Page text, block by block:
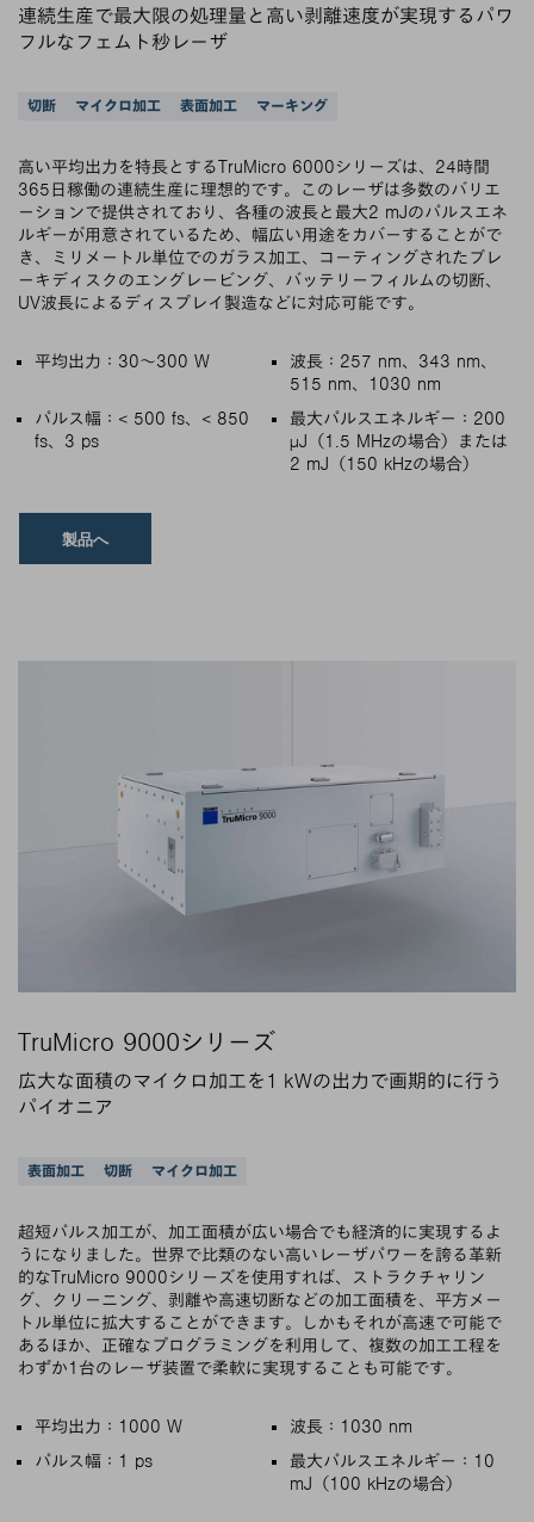
連続生産で最大限の処理量と高い剥離速度が実現するパワ
フルなフェムト秒レーザ
サポートされているアプリケーション
切断 マイクロ加工 表面加工 マーキング
高い平均出力を特長とするTruMicro 6000シリーズは、24時間
365日稼働の連続生産に理想的です。このレーザは多数のバリエ
ーションで提供されており、各種の波長と最大2 mJのパルスエネ
ルギーが用意されているため、幅広い用途をカバーすることがで
き、ミリメートル単位でのガラス加工、コーティングされたブレ
ーキディスクのエングレービング、バッテリーフィルムの切断、
UV波長によるディスプレイ製造などに対応可能です。
主な特徴
平均出力：30～300 W
波長：257 nm、343 nm、
515 nm、1030 nm
パルス幅：< 500 fs、< 850
fs、3 ps
最大パルスエネルギー：200
µJ（1.5 MHzの場合）または
2 mJ（150 kHzの場合）
製品へ
TruMicro 9000シリーズ
広大な面積のマイクロ加工を1 kWの出力で画期的に行う
パイオニア
サポートされているアプリケーション
表面加工 切断 マイクロ加工
超短パルス加工が、加工面積が広い場合でも経済的に実現するよ
うになりました。世界で比類のない高いレーザパワーを誇る革新
的なTruMicro 9000シリーズを使用すれば、ストラクチャリン
グ、クリーニング、剥離や高速切断などの加工面積を、平方メー
トル単位に拡大することができます。しかもそれが高速で可能で
あるほか、正確なプログラミングを利用して、複数の加工工程を
わずか1台のレーザ装置で柔軟に実現することも可能です。
主な特徴
平均出力：1000 W
波長：1030 nm
パルス幅：1 ps
最大パルスエネルギー：10
mJ（100 kHzの場合）